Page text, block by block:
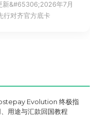
新&#65306;2026年7月
行对齐官方底卡
Evolution 终极指
用途与汇款回国教程